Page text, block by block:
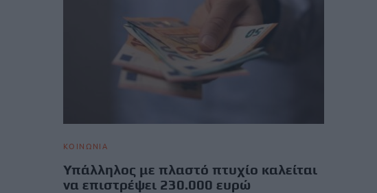
ΚΟΙΝΩΝΙΑ
Υπάλληλος με πλαστό πτυχίο καλείται
να επιστρέψει 230.000 ευρώ